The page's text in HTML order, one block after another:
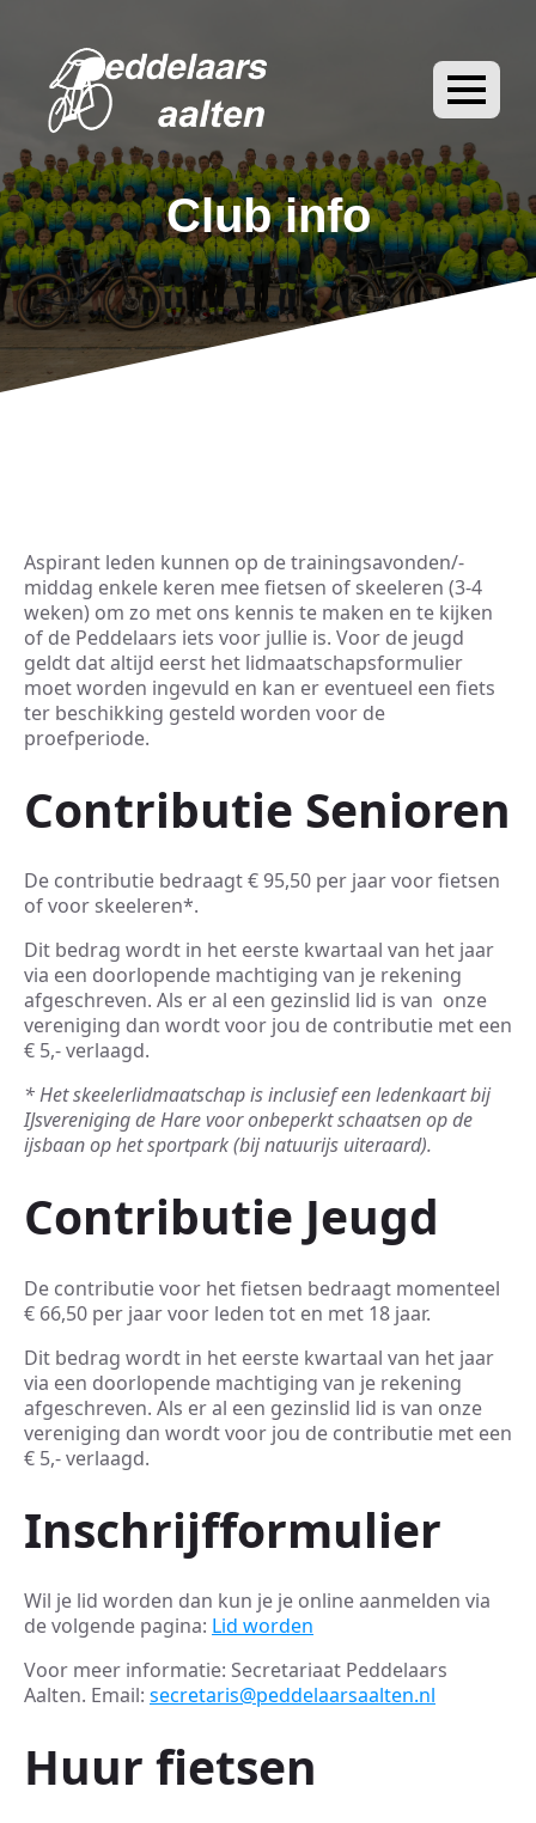
Club info
Aspirant leden kunnen op de trainingsavonden/-
middag enkele keren mee fietsen of skeeleren (3-4
weken) om zo met ons kennis te maken en te kijken
of de Peddelaars iets voor jullie is. Voor de jeugd
geldt dat altijd eerst het lidmaatschapsformulier
moet worden ingevuld en kan er eventueel een fiets
ter beschikking gesteld worden voor de
proefperiode.
Contributie Senioren
De contributie bedraagt € 95,50 per jaar voor fietsen
of voor skeeleren*.
Dit bedrag wordt in het eerste kwartaal van het jaar
via een doorlopende machtiging van je rekening
afgeschreven. Als er al een gezinslid lid is van onze
vereniging dan wordt voor jou de contributie met een
€ 5,- verlaagd.
* Het skeelerlidmaatschap is inclusief een ledenkaart bij
IJsvereniging de Hare voor onbeperkt schaatsen op de
ijsbaan op het sportpark (bij natuurijs uiteraard).
Contributie Jeugd
De contributie voor het fietsen bedraagt momenteel
€ 66,50 per jaar voor leden tot en met 18 jaar.
Dit bedrag wordt in het eerste kwartaal van het jaar
via een doorlopende machtiging van je rekening
afgeschreven. Als er al een gezinslid lid is van onze
vereniging dan wordt voor jou de contributie met een
€ 5,- verlaagd.
Inschrijfformulier
Wil je lid worden dan kun je je online aanmelden via
de volgende pagina: Lid worden
Voor meer informatie: Secretariaat Peddelaars
Aalten. Email: secretaris@peddelaarsaalten.nl
Huur fietsen